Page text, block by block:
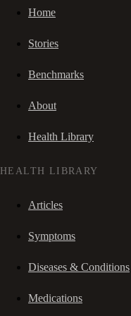
Home
Stories
Benchmarks
About
Health Library
HEALTH LIBRARY
Articles
Symptoms
Diseases & Conditions
Medications